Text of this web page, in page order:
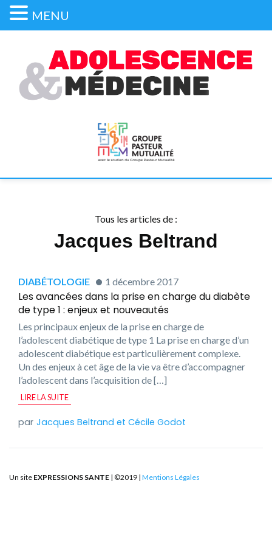
Tous les articles de :
Jacques Beltrand
DIABÉTOLOGIE 1 décembre 2017
Les avancées dans la prise en charge du diabète
de type 1 : enjeux et nouveautés
Les principaux enjeux de la prise en charge de
l’adolescent diabétique de type 1 La prise en charge d’un
adolescent diabétique est particulièrement complexe.
Un des enjeux à cet âge de la vie va être d’accompagner
l’adolescent dans l’acquisition de […]
LIRE LA SUITE
Jacques Beltrand et Cécile Godot
Un site EXPRESSIONS SANTE | ©2019 | Mentions Légales
MENU